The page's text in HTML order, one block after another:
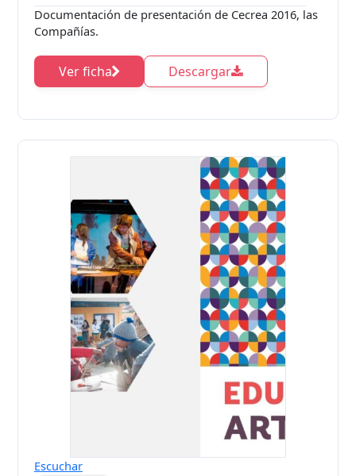
Documentación de presentación de Cecrea 2016, las
Compañías.
Ver ficha Descargar
Escuchar